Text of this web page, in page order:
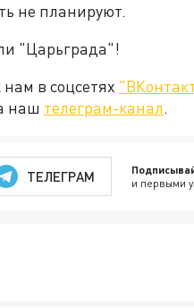
не планируют.
"Царьграда"!
в соцсетях
наш телеграм-канал.
ТЕЛЕГРАМ и первыми